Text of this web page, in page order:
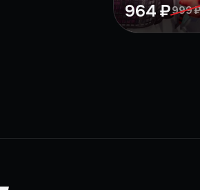
964 ₽999 ₽